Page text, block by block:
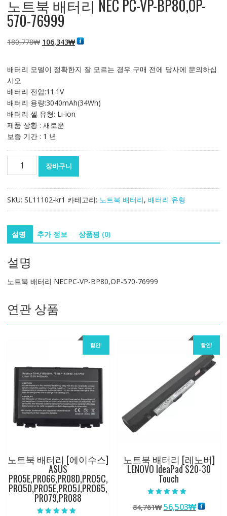
노트북 배터리 NEC PC-VP-BP80,OP-
570-76999
180,778₩ 원
격:
106,343₩현
격:
배터리 모델이 정확한지 잘 모르는 경우 구매 전에 당사에 문의하십
시오
배터리 전압:11.1V
배터리 용량:3040mAh(34Wh)
배터리 셀 유형: Li-ion
제품 상황 : 새로운
보증 기간 : 1 년
터
NEC
PC-
BP80,OP-
76999
량
장바구니
SKU: SL11102-kr1 카테고리: 노트북 배터리, 배터리 유형
설명 추가 정보 상품평 (0)
설명
노트북 배터리 NECPC-VP-BP80,OP-570-76999
연관 상품
할인!
노트북 배터리 [에이수스]
ASUS
PR05E,PR066,PR08D,PRO5C,
PRO5D,PRO5E,PRO5J,PRO65,
PR079,PR088
할인!
노트북 배터리 [레노버]
LENOVO IdeaPad S20-30
Touch
5.00
로 평가됨
84,761₩ 원
56,503₩현